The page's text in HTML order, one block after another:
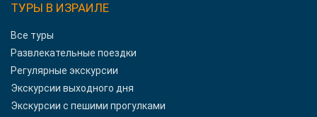
ТУРЫ В ИЗРАИЛЕ
Все туры
Развлекательные поездки
Регулярные экскурсии
Экскурсии выходного дня
Экскурсии с пешими прогулками